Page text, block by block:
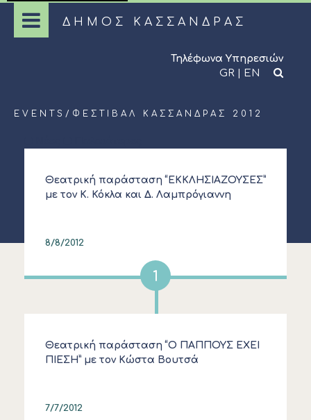
ΔΗΜΟΣ ΚΑΣΣΑΝΔΡΑΣ
Τηλέφωνα Υπηρεσιών
GR | EN
EVENTS / ΦΕΣΤΙΒΆΛ ΚΑΣΣΆΝΔΡΑΣ 2012
Θεατρική παράσταση “ΕΚΚΛΗΣΙΑΖΟΥΣΕΣ”
με τον Κ. Κόκλα και Δ. Λαμπρόγιαννη
8/8/2012
1
Θεατρική παράσταση “Ο ΠΑΠΠΟΥΣ ΕΧΕΙ
ΠΙΕΣΗ” με τον Κώστα Βουτσά
7/7/2012